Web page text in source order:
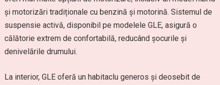
și motorizări tradiționale cu benzină și motorină. Sistemul de
suspensie activă, disponibil pe modelele GLE, asigură o
călătorie extrem de confortabilă, reducând șocurile și
denivelările drumului.
La interior, GLE oferă un habitaclu generos și deosebit de